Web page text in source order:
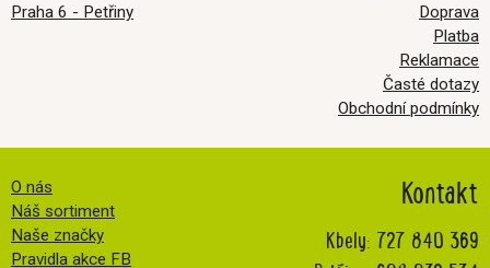
Praha 6 - Petřiny
Kontakt
Kbely: 727 840 369
Doprava
Platba
Reklamace
Časté dotazy
Obchodní podmínky
O nás
Náš sortiment
Naše značky
Pravidla akce FB